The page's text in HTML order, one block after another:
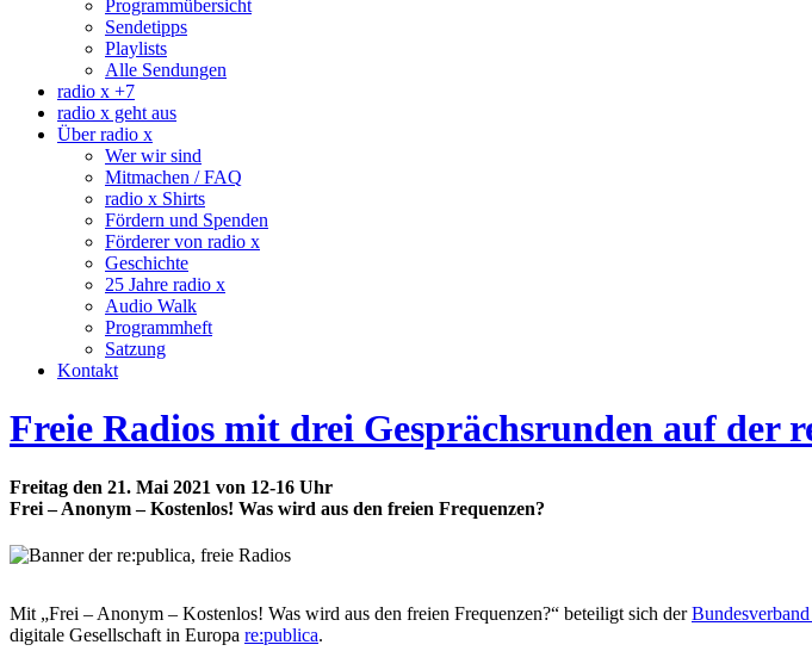
Programmübersicht
Sendetipps
Playlists
Alle Sendungen
radio x +7
radio x geht aus
Über radio x
Wer wir sind
Mitmachen / FAQ
radio x Shirts
Fördern und Spenden
Förderer von radio x
Geschichte
25 Jahre radio x
Audio Walk
Programmheft
Satzung
Kontakt
Freie Radios mit drei Gesprächsrunden auf der
Freitag den 21. Mai 2021 von 12-16 Uhr
Frei – Anonym – Kostenlos! Was wird aus den freien Frequenzen?
Mit „Frei – Anonym – Kostenlos! Was wird aus den freien Frequenzen?“ beteiligt sich der
digitale Gesellschaft in Europa re:publica.